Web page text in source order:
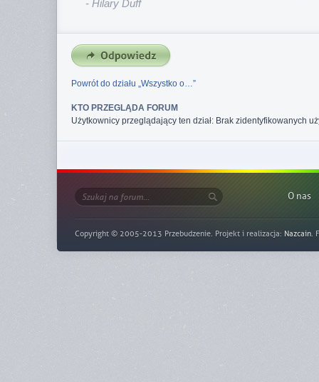
- Hilary Duff
Powrót do działu „Wszystko o…”
KTO PRZEGLĄDA FORUM
Użytkownicy przeglądający ten dział: Brak zidentyfikowanych
O nas
Copyright © 2005-2013 Przebudzenie. Projekt i realizacja: Nazcain.